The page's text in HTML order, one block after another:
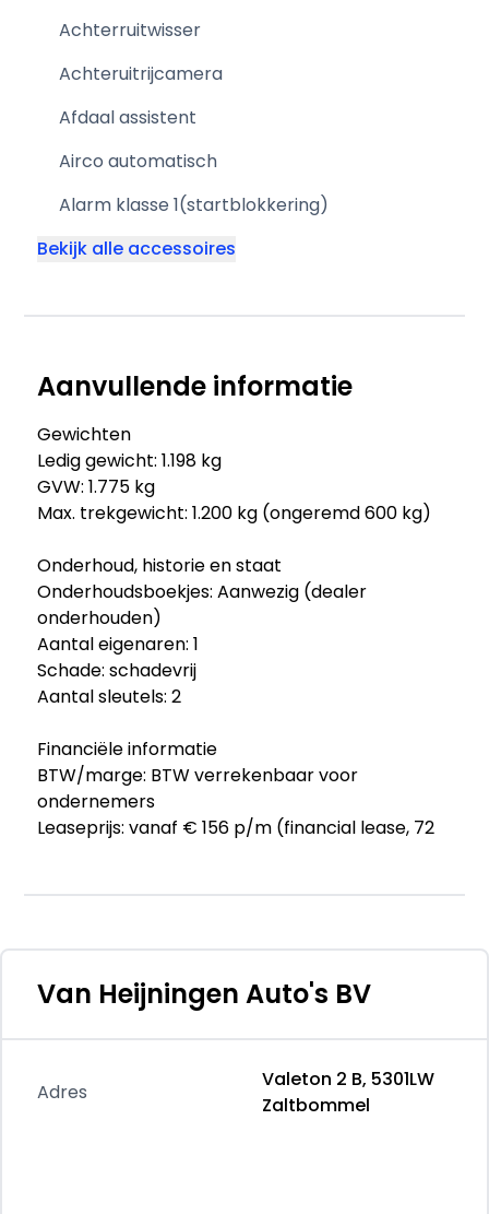
Achterruitwisser
Achteruitrijcamera
Afdaal assistent
Airco automatisch
Alarm klasse 1(startblokkering)
Bekijk alle accessoires
Aanvullende informatie
Gewichten
Ledig gewicht: 1.198 kg
GVW: 1.775 kg
Max. trekgewicht: 1.200 kg (ongeremd 600 kg)
Onderhoud, historie en staat
Onderhoudsboekjes: Aanwezig (dealer
onderhouden)
Aantal eigenaren: 1
Schade: schadevrij
Aantal sleutels: 2
Financiële informatie
BTW/marge: BTW verrekenbaar voor
ondernemers
Leaseprijs: vanaf € 156 p/m (financial lease, 72
Garantielabel: BOVAG Garantie
Afleverpakketten
Optioneel afleverpakket (€ 595): BOVAG
u niet voor onverwachte reparatiekosten komt
Van Heijningen Auto's BV
Adres
Valeton 2 B, 5301LW
Zaltbommel